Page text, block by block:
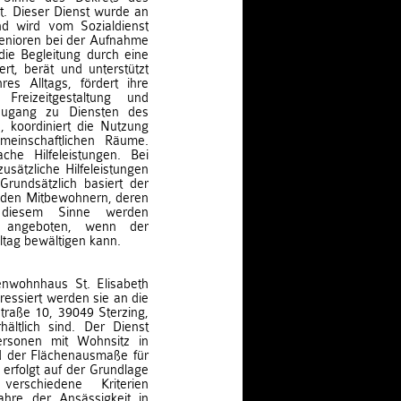
Dieser Dienst wurde an
wird vom Sozialdienst
bei der Aufnahme
Begleitung durch eine
berät und unterstützt
Alltags, fördert ihre
und
zu Diensten des
koordiniert die Nutzung
Räume.
Hilfeleistungen. Bei
Hilfeleistungen
basiert der
Mitbewohnern, deren
Sinne werden
angeboten, wenn der
bewältigen kann.
St. Elisabeth
werden sie an die
10, 39049 Sterzing,
sind. Der Dienst
mit Wohnsitz in
der Flächenausmaße für
auf der Grundlage
Kriterien
der Ansässigkeit in